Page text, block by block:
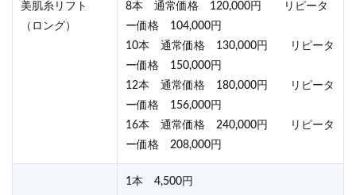
美肌糸リフト
（ロング）
8本 通常価格 120,000円 リピータ
ー価格 104,000円
10本 通常価格 130,000円 リピータ
ー価格 150,000円
12本 通常価格 180,000円 リピータ
ー価格 156,000円
16本 通常価格 240,000円 リピータ
ー価格 208,000円
1本 4,500円